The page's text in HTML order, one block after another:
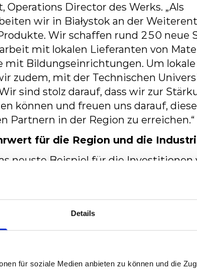
Details
für soziale Medien anbieten zu können und die
Operations Director desWerks. „Als
wir in Białystok an der
Wir schaffen rund 250 neue
mit lokalen Lieferanten von
mit Bildungseinrichtungen. Um
zudem, mitder Technischen
sind stolz darauf, dass wir zur
können und freuen uns darauf, diese
Partnern in der Region zu erreichen.“
für die Region und die
neuste Beispiel für die Investitionen
ausgebaut. Es hat seine Werke
und zusammenmitlokalenPartnern
Verkehrsbetriebein
verfügtStadlerinPolenüber
Das Werk in Siedlce produziert
und ausländische Kunden, in